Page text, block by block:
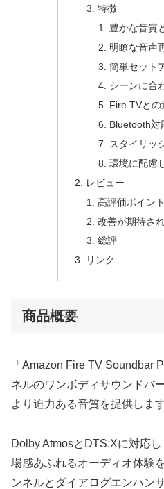
特徴
豊かな音質
明瞭な音声
簡単セット
シーンに合
Fire TVとの
Bluetooth対
スタイリッ
環境に配慮
レビュー
高評価ポイント
改善が期待さ
総評
リンク
商品概要
「Amazon Fire TV Soundbar
ネルのワンボディサウンドバ
より迫力ある音質を提供します
Dolby AtmosとDTS:Xに対応
場感あふれるオーディオ体験
ンネルとダイアログエンハン